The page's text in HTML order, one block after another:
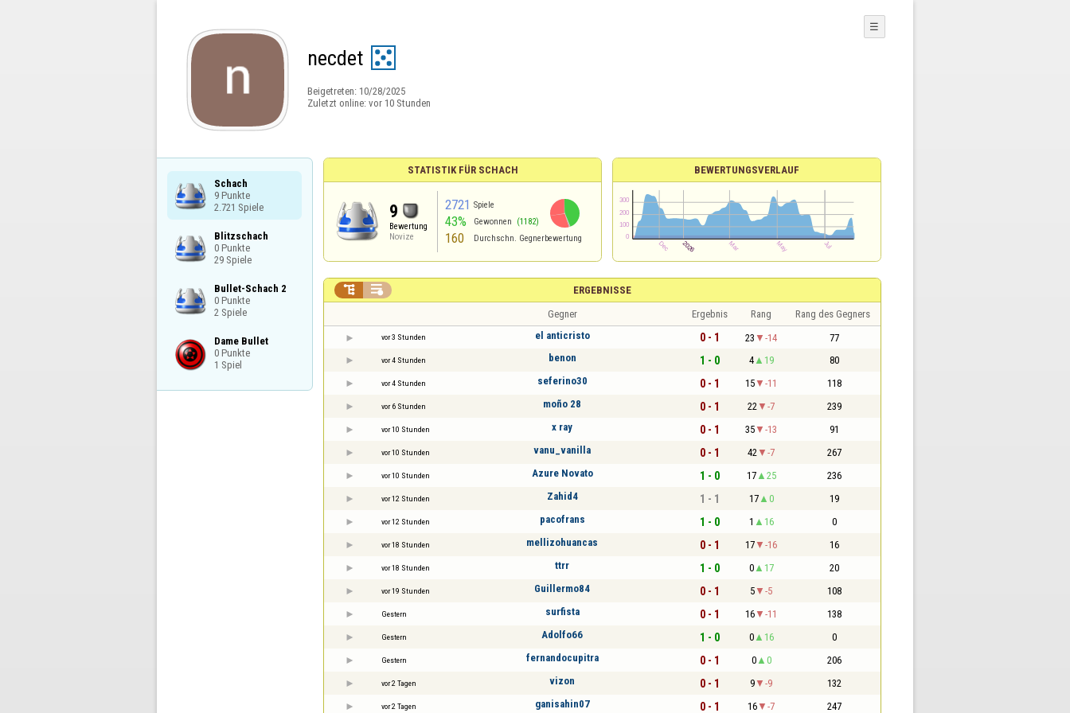
necdet
Beigetreten: 10/28/2025
Zuletzt online: vor 10 Stunden
☰
Schach
9 Punkte
2.721 Spiele
Blitzschach
0 Punkte
29 Spiele
Bullet-Schach 2
0 Punkte
2 Spiele
Dame Bullet
0 Punkte
1 Spiel
STATISTIK FÜR SCHACH
9
Bewertung
Novize
2721 Spiele
43% Gewonnen (1182)
160 Durchschn. Gegnerbewertung
BEWERTUNGSVERLAUF
ERGEBNISSE
 
Gegner Ergebnis Rang Rang des Gegners
vor 3 Stunden el anticristo 0 - 1 23 -14 77
vor 4 Stunden benon 1 - 0 4 19 80
vor 4 Stunden seferino30 0 - 1 15 -11 118
vor 6 Stunden moño 28 0 - 1 22 -7 239
vor 10 Stunden x ray 0 - 1 35 -13 91
vor 10 Stunden vanu_vanilla 0 - 1 42 -7 267
vor 10 Stunden Azure Novato 1 - 0 17 25 236
vor 12 Stunden Zahid4 1 - 1 17 0 19
vor 12 Stunden pacofrans 1 - 0 1 16 0
vor 18 Stunden mellizohuancas 0 - 1 17 -16 16
vor 18 Stunden ttrr 1 - 0 0 17 20
vor 19 Stunden Guillermo84 0 - 1 5 -5 108
Gestern surfista 0 - 1 16 -11 138
Gestern Adolfo66 1 - 0 0 16 0
Gestern fernandocupitra 0 - 1 0 0 206
vor 2 Tagen vizon 0 - 1 9 -9 132
vor 2 Tagen ganisahin07 0 - 1 16 -7 247